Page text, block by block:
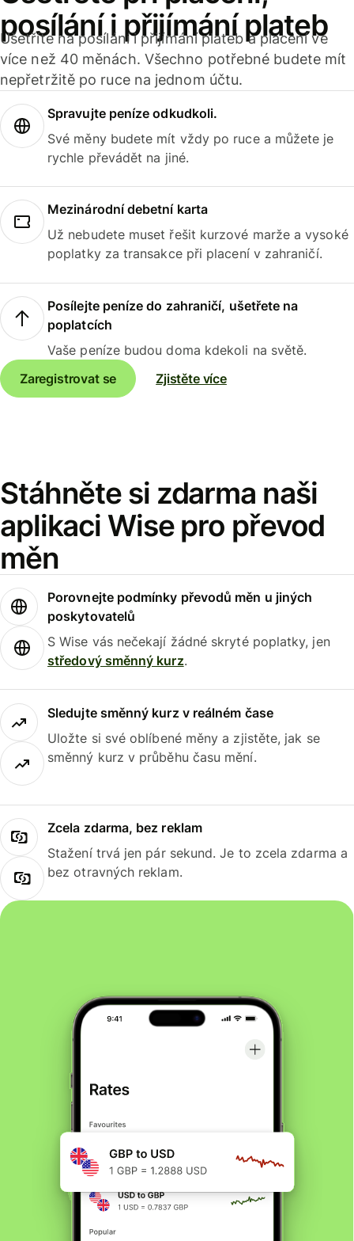
posílání i přijímání plateb
Ušetříte na posílání i přijímání plateb a placení ve
více než 40 měnách. Všechno potřebné budete mít
nepřetržitě po ruce na jednom účtu.
Spravujte peníze odkudkoli.
Své měny budete mít vždy po ruce a můžete je
rychle převádět na jiné.
Mezinárodní debetní karta
Už nebudete muset řešit kurzové marže a vysoké
poplatky za transakce při placení v zahraničí.
Posílejte peníze do zahraničí, ušetřete na
poplatcích
Vaše peníze budou doma kdekoli na světě.
Zaregistrovat se
Zjistěte více
Stáhněte si zdarma naši
aplikaci Wise pro převod
měn
Porovnejte podmínky převodů měn u jiných
poskytovatelů
S Wise vás nečekají žádné skryté poplatky, jen
středový směnný kurz.
Sledujte směnný kurz v reálném čase
Uložte si své oblíbené měny a zjistěte, jak se
směnný kurz v průběhu času mění.
Zcela zdarma, bez reklam
Stažení trvá jen pár sekund. Je to zcela zdarma a
bez otravných reklam.